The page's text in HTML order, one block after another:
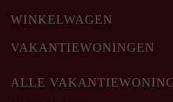
WINKELWAGEN
VAKANTIEWONINGEN
ALLE